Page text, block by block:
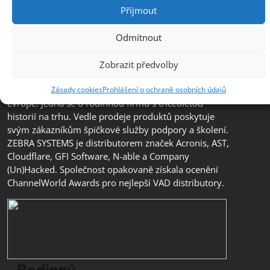
Příjmout
Odmítnout
Zobrazit předvolby
Zásady cookiesProhlášení o ochraně osobních údajů
distributorem s přidanou hodnotou (VAD) v segmentu
České republice, na Slovensku a v jihovýchodní
Evropě. Jedná se o rodinnou firmu s třicetiletou
historií na trhu. Vedle prodeje produktů poskytuje
svým zákazníkům špičkové služby podpory a školení.
ZEBRA SYSTEMS je distributorem značek Acronis, AST,
Cloudflare, GFI Software, N-able a Company
(Un)Hacked. Společnost opakovaně získala ocenění
ChannelWorld Awards pro nejlepší VAD distributory.